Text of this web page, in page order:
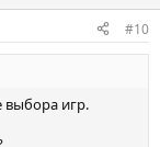
#10
выбора игр.